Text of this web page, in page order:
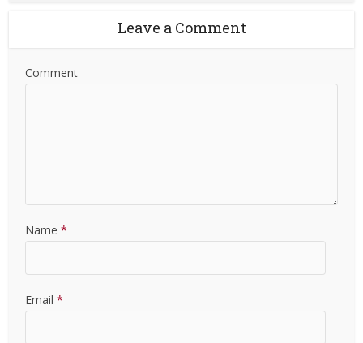
Leave a Comment
Comment
Name *
Email *